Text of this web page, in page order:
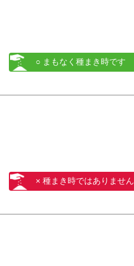
○ まもなく種まき時です
× 種まき時ではありません